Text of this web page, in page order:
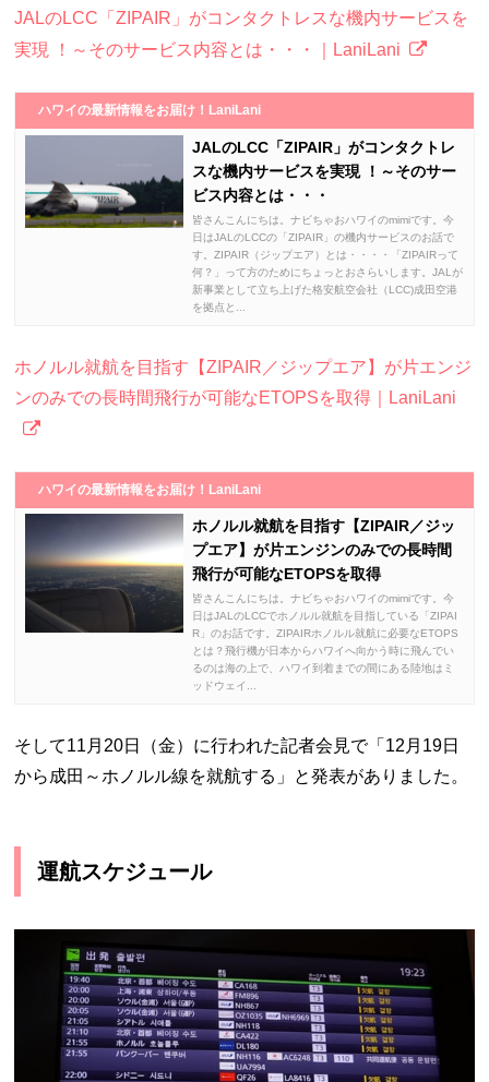
JALのLCC「ZIPAIR」がコンタクトレスな機内サービスを
実現 ！～そのサービス内容とは・・・｜LaniLani
ハワイの最新情報をお届け！LaniLani
JALのLCC「ZIPAIR」がコンタクトレ
スな機内サービスを実現 ！～そのサー
ビス内容とは・・・
皆さんこんにちは。ナビちゃおハワイのmimiです。今
日はJALのLCCの「ZIPAIR」の機内サービスのお話で
す。ZIPAIR（ジップエア）とは・・・・「ZIPAIRって
何？」って方のためにちょっとおさらいします。JALが
新事業として立ち上げた格安航空会社（LCC)成田空港
を拠点と...
ホノルル就航を目指す【ZIPAIR／ジップエア】が片エンジ
ンのみでの長時間飛行が可能なETOPSを取得｜LaniLani
ハワイの最新情報をお届け！LaniLani
ホノルル就航を目指す【ZIPAIR／ジッ
プエア】が片エンジンのみでの長時間
飛行が可能なETOPSを取得
皆さんこんにちは。ナビちゃおハワイのmimiです。今
日はJALのLCCでホノルル就航を目指している「ZIPAI
R」のお話です。ZIPAIRホノルル就航に必要なETOPS
とは？飛行機が日本からハワイへ向かう時に飛んでい
るのは海の上で、ハワイ到着までの間にある陸地はミ
ッドウェイ...
そして11月20日（金）に行われた記者会見で「12月19日
から成田～ホノルル線を就航する」と発表がありました。
運航スケジュール